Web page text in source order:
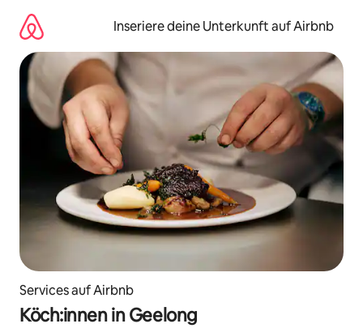
Inhalten
springen
Inseriere deine Unterkunft auf Airbnb
Services auf Airbnb
Köch:innen in Geelong